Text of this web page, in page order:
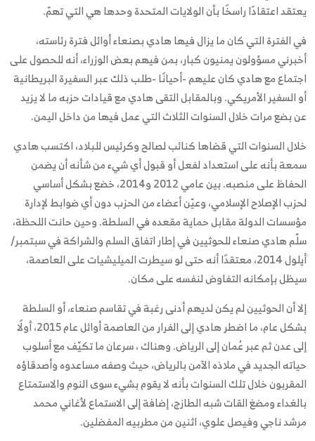
يعتقد اعتقادًا راسخًا بأن الولايات المتحدة وحدها هي التي تهمّ.
في الفترة التي كان ما يزال فيها هادي بصنعاء أوائل فترة رئاسته،
أخبرني مسؤولون يمنيون كبار، بمن فيهم بعض الوزراء، أنه للحصول على
اجتماع مع هادي كان عليهم -أحيانًا -طلب ذلك عبر السفيرة البريطانية
أو السفير الأمريكي. وبالمقابل التقى هادي مع قيادات حزبه ما لا يزيد
عن بضع مرات خلال السنوات الثلاث التي عمل فيها من داخل اليمن.
خلال السنوات التي قضاها كنائب لصالح وكرئيس للبلاد، اكتسب هادي
سمعة بأنه على استعداد لفعل أو قبول أي شيء من شأنه أن يضمن
الحفاظ على منصبه. بين عامي 2012 و2014، خضع بشكل أساسي
لحزب الإصلاح الإسلامي، وعيّن أعضاء من الحزب دون أي ضوابط لإدارة
مؤسسات الدولة مقابل حماية مقعده في السلطة. وحين حانت اللحظة،
سلّم هادي صنعاء للحوثيين في إطار اتفاق السلم والشراكة في سبتمبر/
أيلول 2014، معتقدًا أنه حتى لو سيطرت الميليشيات على العاصمة،
سيظل بإمكانه التفاوض لنفسه على مكان.
إلا أن الحوثيين لم يكن لديهم أدنى رغبة في تقاسم صنعاء، أو السلطة
بشكل عام، ما اضطر هادي إلى الفرار من العاصمة أوائل عام 2015، أولًا
إلى عدن ثم عبر عُمان إلى الرياض. وهناك ، سرعان ما تكيّف مع أسلوب
حياته الجديد في ملاذه الآمن بالرياض، حيث وصفه مساعدوه وأصدقاؤه
المقربون خلال تلك السنوات بأنه لا يقوم بشيء سوى النوم والاستمتاع
بالغداء ومضغ القات شبه الطازج، إضافة إلى الاستماع لأغاني محمد
مرشد ناجي وفيصل علوي، اثنين من مطربيه المفضلين.